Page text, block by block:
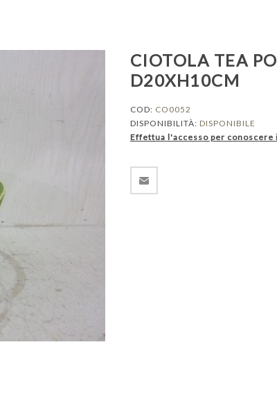
CIOTOLA TEA
D20XH10CM
COD: CO0052
DISPONIBILITÀ: DISPONIBILE
Effettua l'accesso per conoscere